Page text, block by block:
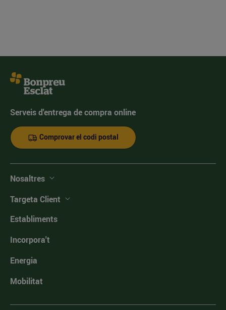
Serveis d'entrega de compra online
Comprovar el codi postal
Nosaltres
Targeta Client
Establiments
Incorpora't
Energia
Mobilitat